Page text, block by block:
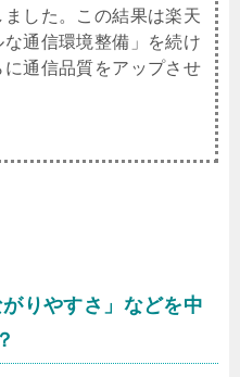
した。この結果は楽天
通信環境整備」を続け
通信品質をアップさせ
りやすさ」などを中